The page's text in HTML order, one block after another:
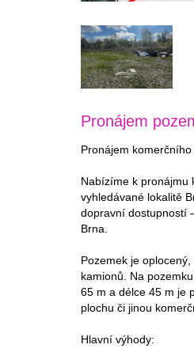
Pronájem
Pronájem
Nabízíme k pronájmu
vyhledávané lokalitě
dopravní dostupností
Brna.
Pozemek je
kamionů. Na
65 m a délce 45 m je
plochu či jinou
Hlavní výhody: